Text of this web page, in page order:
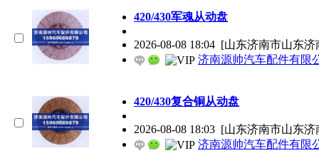
420/430军魂从动盘
2026-08-08 18:04 [山东济南市山东
济南源帅汽车配件有限
420/430复合铜从动盘
2026-08-08 18:03 [山东济南市山东
济南源帅汽车配件有限